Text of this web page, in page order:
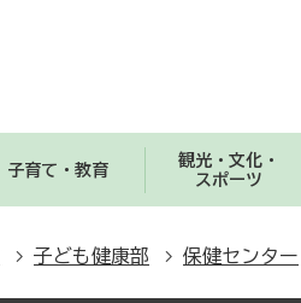
子育て・教育
観光・文化・
スポーツ
子ども健康部 保健センター